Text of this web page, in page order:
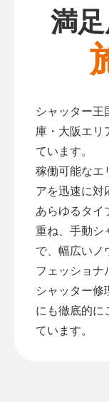
満
シャッター王
庫・大阪エリ
ています。
稼働可能なエ
アを迅速に対
あらゆるタイ
重ね、手動シ
で、幅広いノ
フェッショナ
シャッター修
にも徹底的に
ています。